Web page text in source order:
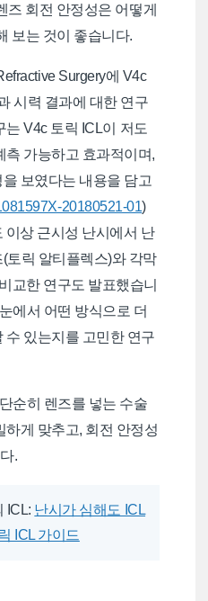
즈 회전 안정성은 어떻게
보는 것이 좋습니다.
Surgery에 V4c
시력 결과에 대한 연구
는 V4c 토릭 ICL이 저도
측 가능하고 효과적이며,
보였다는 내용을 담고
20180521-01)
이상 근시성 난시에서 난
토릭 알티플렉스)와 각막
교한 연구도 발표했습니
에서 어떤 방식으로 더
수 있는지를 고민한 연구
순히 렌즈를 넣는 수술
하게 맞추고, 회전 안정성
.
ICL: 난시가 심해도 ICL
ICL 가이드